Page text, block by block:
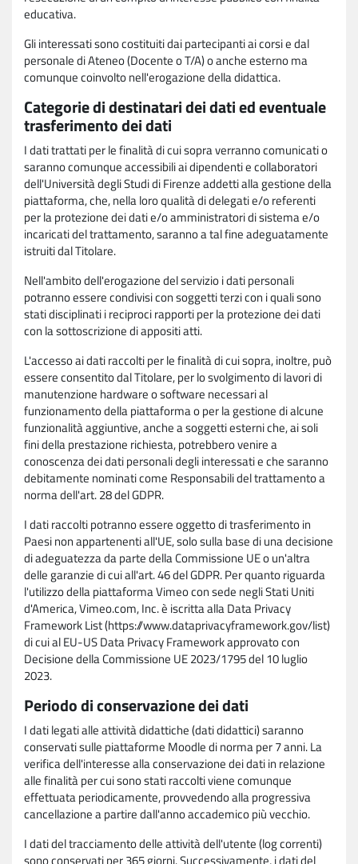
educativa.
Gli interessati sono costituiti dai partecipanti ai corsi e dal
personale di Ateneo (Docente o T/A) o anche esterno ma
comunque coinvolto nell'erogazione della didattica.
Categorie di destinatari dei dati ed eventuale
trasferimento dei dati
I dati trattati per le finalità di cui sopra verranno comunicati o
saranno comunque accessibili ai dipendenti e collaboratori
dell'Università degli Studi di Firenze addetti alla gestione della
piattaforma, che, nella loro qualità di delegati e/o referenti
per la protezione dei dati e/o amministratori di sistema e/o
incaricati del trattamento, saranno a tal fine adeguatamente
istruiti dal Titolare.
Nell'ambito dell'erogazione del servizio i dati personali
potranno essere condivisi con soggetti terzi con i quali sono
stati disciplinati i reciproci rapporti per la protezione dei dati
con la sottoscrizione di appositi atti.
L'accesso ai dati raccolti per le finalità di cui sopra, inoltre, può
essere consentito dal Titolare, per lo svolgimento di lavori di
manutenzione hardware o software necessari al
funzionamento della piattaforma o per la gestione di alcune
funzionalità aggiuntive, anche a soggetti esterni che, ai soli
fini della prestazione richiesta, potrebbero venire a
conoscenza dei dati personali degli interessati e che saranno
debitamente nominati come Responsabili del trattamento a
norma dell'art. 28 del GDPR.
I dati raccolti potranno essere oggetto di trasferimento in
Paesi non appartenenti all'UE, solo sulla base di una decisione
di adeguatezza da parte della Commissione UE o un'altra
delle garanzie di cui all'art. 46 del GDPR. Per quanto riguarda
l'utilizzo della piattaforma Vimeo con sede negli Stati Uniti
d'America, Vimeo.com, Inc. è iscritta alla Data Privacy
Framework List (https://www.dataprivacyframework.gov/list)
di cui al EU-US Data Privacy Framework approvato con
Decisione della Commissione UE 2023/1795 del 10 luglio
2023.
Periodo di conservazione dei dati
I dati legati alle attività didattiche (dati didattici) saranno
conservati sulle piattaforme Moodle di norma per 7 anni. La
verifica dell'interesse alla conservazione dei dati in relazione
alle finalità per cui sono stati raccolti viene comunque
effettuata periodicamente, provvedendo alla progressiva
cancellazione a partire dall'anno accademico più vecchio.
I dati del tracciamento delle attività dell'utente (log correnti)
sono conservati per 365 giorni. Successivamente, i dati del